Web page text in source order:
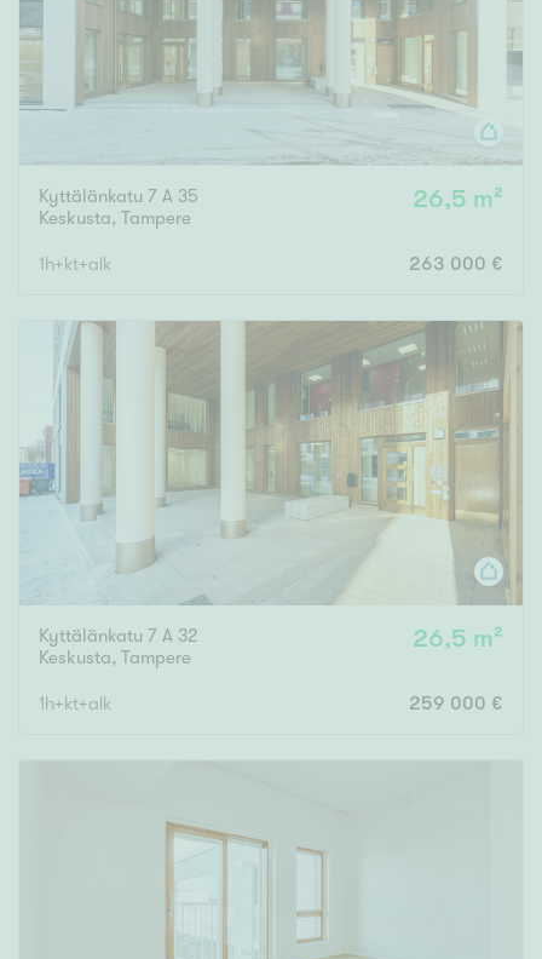
Kyttälänkatu 7 A 35
Keskusta, Tampere
26,5 m²
1h+kt+alk 263 000 €
Kyttälänkatu 7 A 32
Keskusta, Tampere
26,5 m²
1h+kt+alk 259 000 €